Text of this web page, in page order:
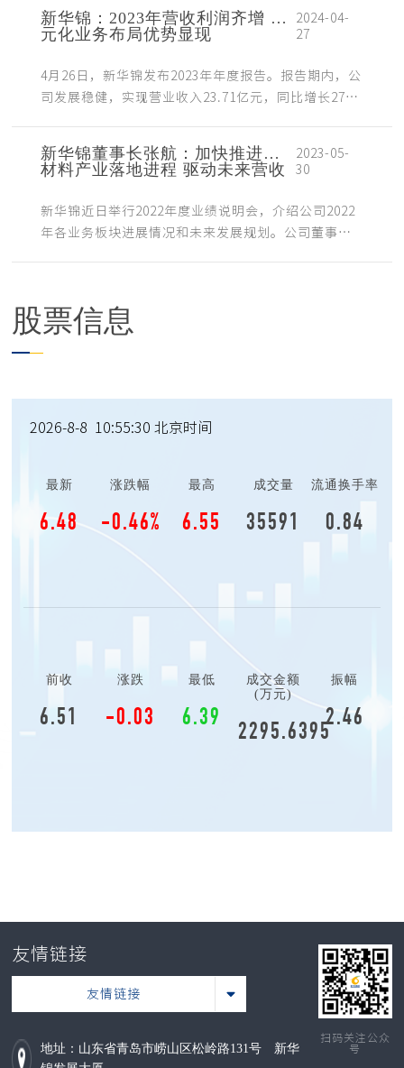
新华锦：2023年营收利润齐增 多
元化业务布局优势显现
2024-04-
27
4月26日，新华锦发布2023年年度报告。报告期内，公
司发展稳健，实现营业收入23.71亿元，同比增长27.1
新华锦董事长张航：加快推进新
材料产业落地进程 驱动未来营收
2023-05-
30
新华锦近日举行2022年度业绩说明会，介绍公司2022
年各业务板块进展情况和未来发展规划。公司董事长
股票信息
2026-8-8 10:55:30 北京时间
最新
6.48
涨跌幅
-0.46%
最高
6.55
成交量
35591
流通换手率
0.84
前收
6.51
涨跌
-0.03
最低
6.39
成交金额
(万元)
2295.6395
振幅
2.46
友情链接
友情链接
地址：山东省青岛市崂山区松岭路131号 新华
扫码关注公众
号